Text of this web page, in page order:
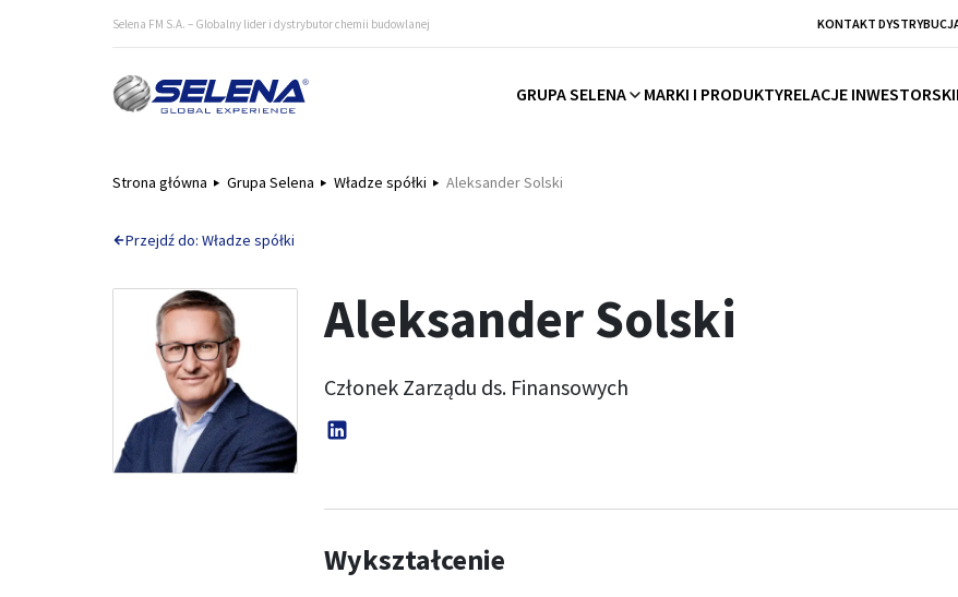
Selena FM S.A. – Globalny lider i dystrybutor chemii budowlanej KONTAKT
GRUPA SELENA MARKI I PRODUKTYRELACJE
Strona główna Grupa Selena Władze spółki Aleksander Solski
Przejdź do: Władze spółki
Aleksander Solski
Członek Zarządu ds. Finansowych
Wykształcenie